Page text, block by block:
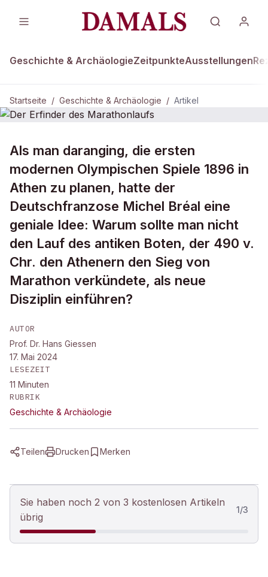
Geschichte & ArchäologieZeitpunkteAusstellungen
Startseite / Geschichte & Archäologie / Artikel
GESCHICHTE & ARCHÄOLOGIE
Der Erfinder des Marathonlaufs
Als man daranging, die ersten
modernen Olympischen Spiele 1896 in
Athen zu planen, hatte der
Deutschfranzose Michel Bréal eine
geniale Idee: Warum sollte man nicht
den Lauf des antiken Boten, der 490 v.
Chr. den Athenern den Sieg von
Marathon verkündete, als neue
Disziplin einführen?
AUTOR
Prof. Dr. Hans Giessen
17. Mai 2024
LESEZEIT
11 Minuten
RUBRIK
Geschichte & Archäologie
Teilen Drucken Merken
Sie haben noch 2 von 3 kostenlosen Artikeln
übrig
1/3